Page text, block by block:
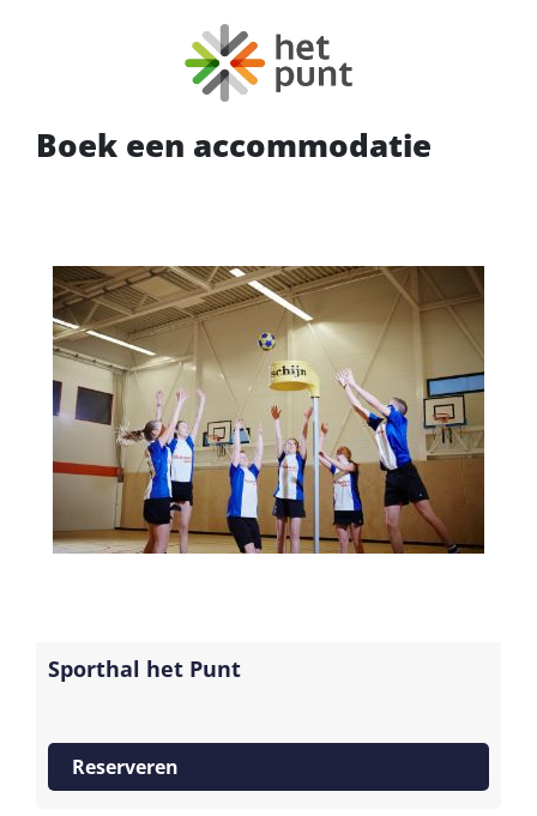
Boek een accommodatie
Sporthal het Punt
Reserveren